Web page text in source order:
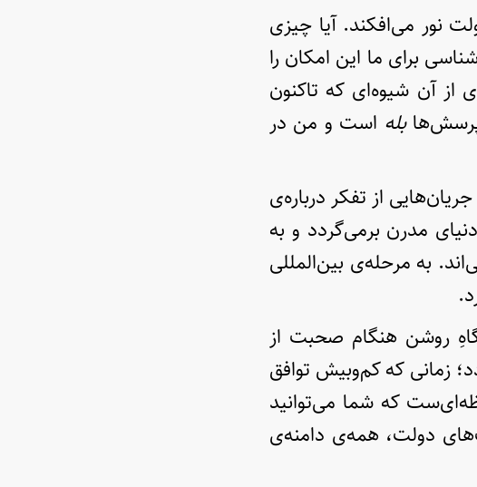
نور می‌افکند. آیا چیزی
برای ما این امکان را
از آن شیوه‌ای که تاکنون
پرسش‌هابله است و من در
از تفکر درباره‌ی
مدرن برمی‌گردد و به
به مرحله‌ی بین‌المللی
روشن هنگام صحبت از
به اواخر قرن ۱۶ و اوایل قرن ۱۷ برمی‌گردد؛ زمانی که کم‌و‌بیش توافق
که شما می‌توانید
دولت، همه‌ی دامنه‌ی